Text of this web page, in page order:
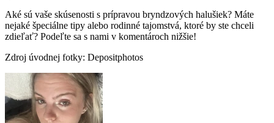
Aké sú vaše skúsenosti s prípravou bryndzových halušiek? Máte
nejaké špeciálne tipy alebo rodinné tajomstvá, ktoré by ste chceli
zdieľať? Podeľte sa s nami v komentároch nižšie!
Zdroj úvodnej fotky: Depositphotos